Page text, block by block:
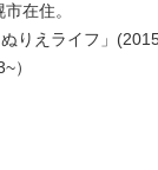
在住。
りえライフ」
）